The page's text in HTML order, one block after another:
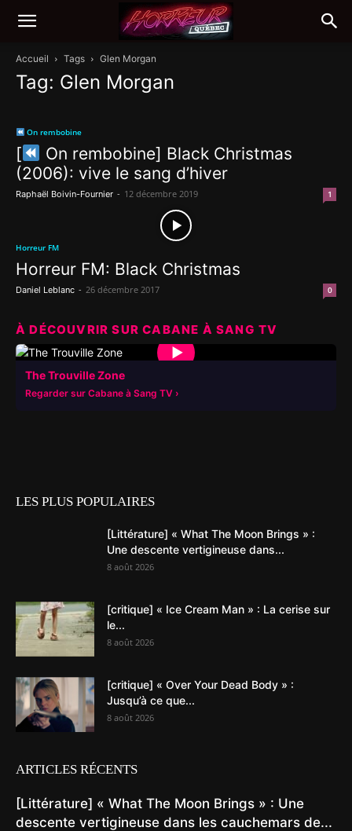
Accueil Tags Glen Morgan
Tag: Glen Morgan
On rembobine
[
On rembobine] Black Christmas
(2006): vive le sang d’hiver
Raphaël Boivin-Fournier - 12 décembre 2019 1
Horreur FM
Horreur FM: Black Christmas
Daniel Leblanc - 26 décembre 2017 0
À DÉCOUVRIR SUR CABANE À SANG TV
▶
The Trouville Zone
Regarder sur Cabane à Sang TV
LES PLUS POPULAIRES
[Littérature] « What The Moon Brings » :
Une descente vertigineuse dans...
8 août 2026
[critique] « Ice Cream Man » : La cerise sur
le...
8 août 2026
[critique] « Over Your Dead Body » :
Jusqu’à ce que...
8 août 2026
ARTICLES RÉCENTS
[Littérature] « What The Moon Brings » : Une
descente vertigineuse dans les cauchemars de...